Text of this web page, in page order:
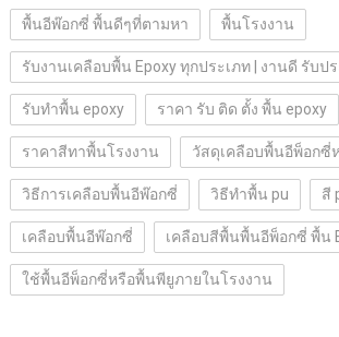
พื้นอีพ๊อกซี่ พื้นดีๆที่ตามหา พื้นโรงงาน
รับงานเคลือบพื้น Epoxy ทุกประเภท | งานดี รับ
รับทำพื้น epoxy ราคา รับ ติด ตั้ง พื้น epoxy
ราคาสีทาพื้นโรงงาน วัสดุเคลือบพื้นอีพ็อกซี่
วิธีการเคลือบพื้นอีพ๊อกซี่ วิธีทำพื้น pu สี
เคลือบพื้นอีพ๊อกซี่ เคลือบสีพื้นพื้นอีพ็อกซี่ พื้น
ใช้พื้นอีพ็อกซี่หรือพื้นพียูภายในโรงงาน